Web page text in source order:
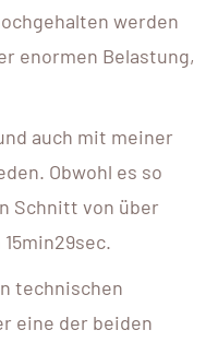
werden
enormen Belastung,
auch mit meiner
Obwohl es so
Schnitt von über
technischen
eine der beiden